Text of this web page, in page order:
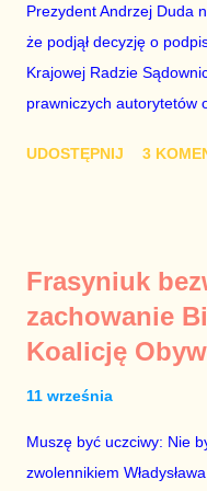
osoba z kwalifikacjami
obejmuje prace w
przez ta partię.
Prezydent Andrzej Duda
że podjął decyzję o
Krajowej Radzie
prawniczych autorytetów
ostatecznie zniszczy
Ziobro. Żenujące są
to jego ustawy. Prawda
do tych ustaw były
wyłącznie o jego władzę
Zbigniewa Ziobry. W
UDOSTĘPNIJ 3
Frasyniuk
zachowanie
Koalicję
11 września
Muszę być uczciwy: Nie
zwolennikiem